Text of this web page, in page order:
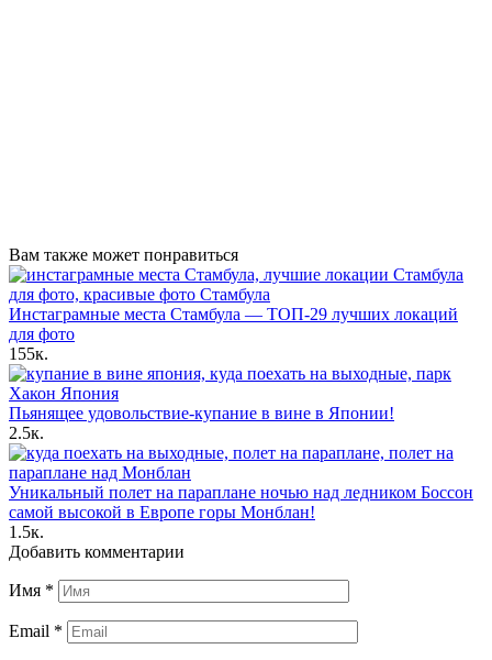
Вам также может понравиться
Инстаграмные места Стамбула — ТОП-29 лучших локаций
для фото
155к.
Пьянящее удовольствие-купание в вине в Японии!
2.5к.
Уникальный полет на параплане ночью над ледником Боссон
самой высокой в Европе горы Монблан!
1.5к.
Добавить комментарии
Имя *
Email *